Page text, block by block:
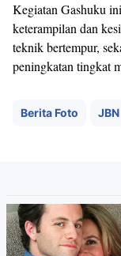
Kegiatan Gashuku
keterampilan dan
teknik bertempur,
peningkatan tingkat
Berita Foto JBN